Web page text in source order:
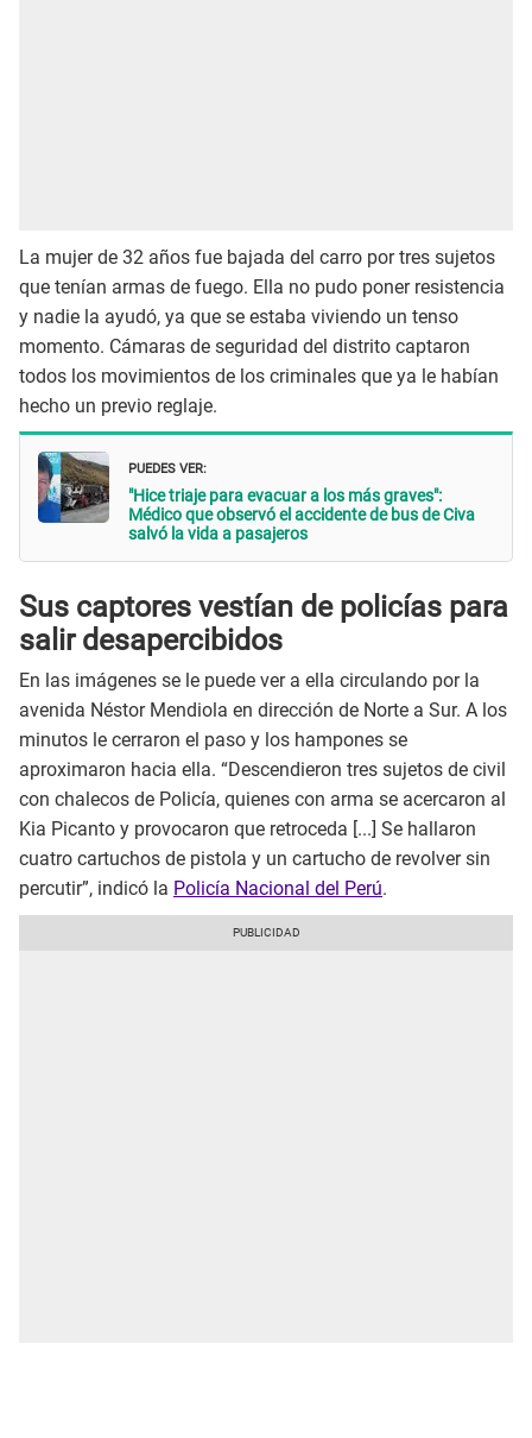
La mujer de 32 años fue bajada del carro por tres sujetos
que tenían armas de fuego. Ella no pudo poner resistencia
y nadie la ayudó, ya que se estaba viviendo un tenso
momento. Cámaras de seguridad del distrito captaron
todos los movimientos de los criminales que ya le habían
hecho un previo reglaje.
PUEDES VER:
"Hice triaje para evacuar a los más graves":
Médico que observó el accidente de bus de Civa
salvó la vida a pasajeros
Sus captores vestían de policías para
salir desapercibidos
En las imágenes se le puede ver a ella circulando por la
avenida Néstor Mendiola en dirección de Norte a Sur. A los
minutos le cerraron el paso y los hampones se
aproximaron hacia ella. “Descendieron tres sujetos de civil
con chalecos de Policía, quienes con arma se acercaron al
Kia Picanto y provocaron que retroceda [...] Se hallaron
cuatro cartuchos de pistola y un cartucho de revolver sin
percutir”, indicó la Policía Nacional del Perú.